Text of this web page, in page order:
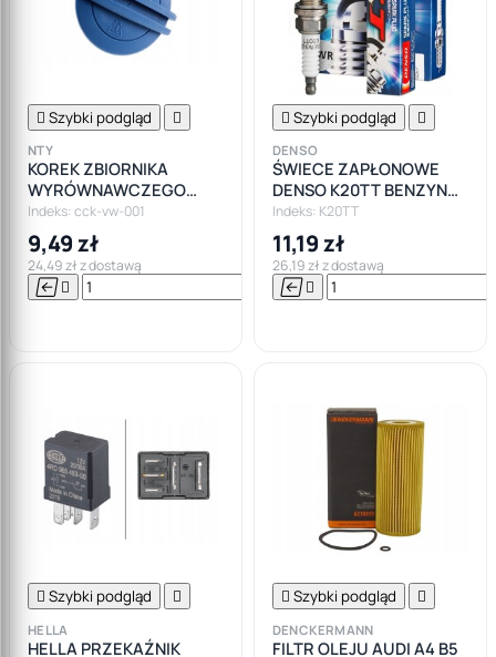
 Szybki podgląd 
NTY
KOREK ZBIORNIKA
WYRÓWNAWCZEGO
AUDI A3 8P VW GOLF VI
JETTA TOURAN SKODA
Indeks: cck-vw-001
9,49 zł
24,49 zł z dostawą
  

 Szybki podgląd 
DENSO
ŚWIECE ZAPŁONOWE
DENSO K20TT BENZYNA
LPG GAZ
Indeks: K20TT
11,19 zł
26,19 zł z dostawą
 
 Szybki podgląd 
HELLA
HELLA PRZEKAŹNIK
 Szybki podgląd 
DENCKERMANN
FILTR OLEJU AUDI A4 B5